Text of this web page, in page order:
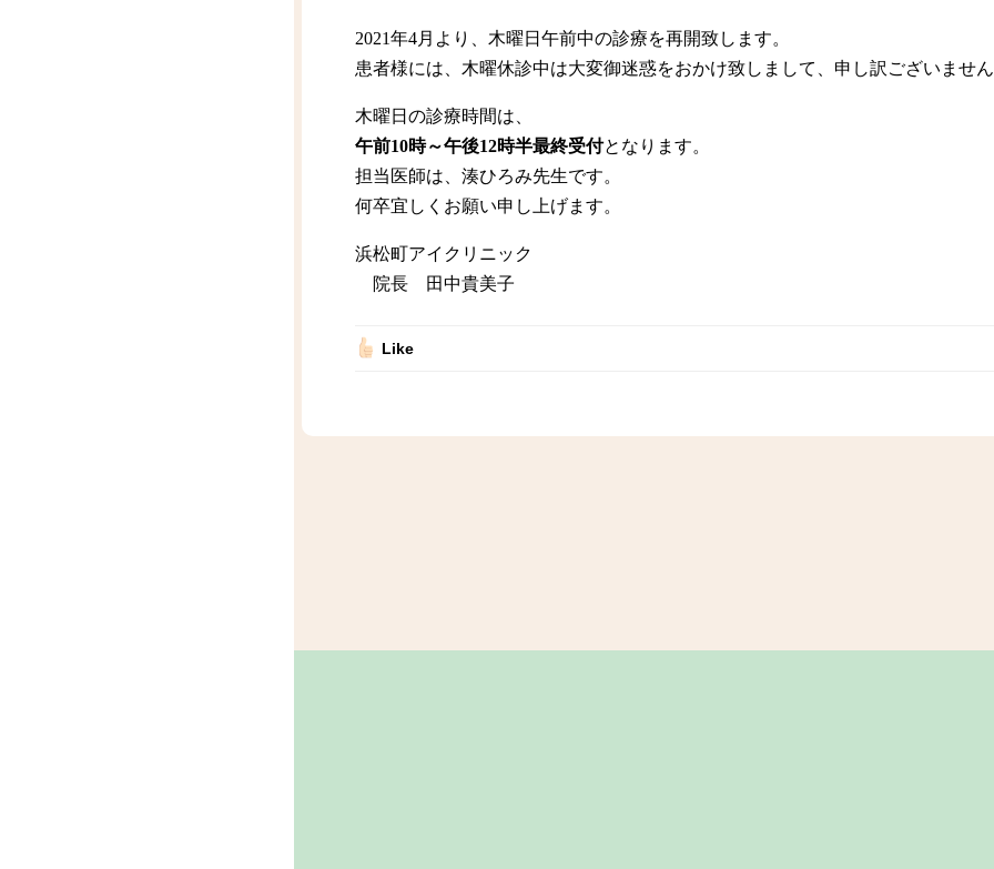
2021年4月より、木曜日午前中の診療を再開致します。
患者様には、木曜休診中は大変御迷惑をおかけ致しまして、申し訳ございませ
木曜日の診療時間は、
午前10時～午後12時半最終受付となります。
担当医師は、湊ひろみ先生です。
何卒宜しくお願い申し上げます。
浜松町アイクリニック
院長 田中貴美子
Like